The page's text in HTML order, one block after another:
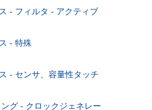
- フィルタ - アクティブ
- 特殊
- センサ、容量性タッチ
グ - クロックジェネレー